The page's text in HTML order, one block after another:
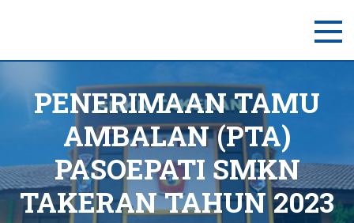
Situs Resmi SMKN Takeran
PENERIMAAN TAMU
AMBALAN (PTA)
PASOEPATI SMKN
TAKERAN TAHUN 2023